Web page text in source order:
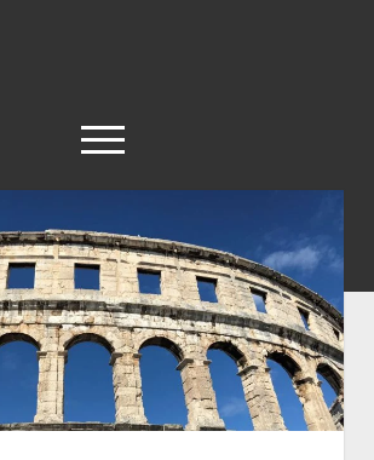
open
< work
Berlin
Reisen
Kunst
Geschichte
open
dropdown
Geschichte der Stadt Berlin
Impressum